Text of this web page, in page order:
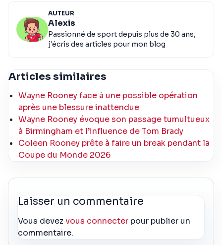
AUTEUR
Alexis
Passionné de sport depuis plus de 30 ans,
j'écris des articles pour mon blog
Articles similaires
Wayne Rooney face à une possible opération
après une blessure inattendue
Wayne Rooney évoque son passage tumultueux
à Birmingham et l’influence de Tom Brady
Coleen Rooney prête à faire un break pendant la
Coupe du Monde 2026
Laisser un commentaire
Vous devezvous connecter pour publier un
commentaire.